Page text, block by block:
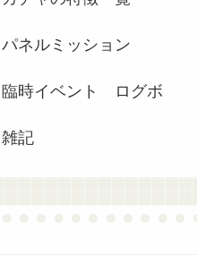
パネルミッション
臨時イベント ログボ
雑記